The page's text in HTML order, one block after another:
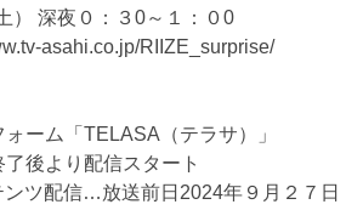
） 深夜０：３0～１：０0
asahi.co.jp/RIIZE_surprise/
ーム「TELASA（テラサ）」
後より配信スタート
ツ配信…放送前日2024年９月２７日